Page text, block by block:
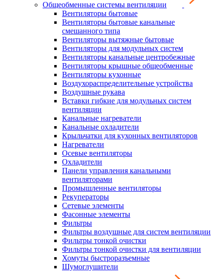
Общеобменные системы вентиляции
Вентиляторы бытовые
Вентиляторы бытовые канальные
смешанного типа
Вентиляторы вытяжные бытовые
Вентиляторы для модульных систем
Вентиляторы канальные центробежные
Вентиляторы крышные общеобменные
Вентиляторы кухонные
Воздухораспределительные устройства
Воздушные рукава
Вставки гибкие для модульных систем
вентиляции
Канальные нагреватели
Канальные охладители
Крыльчатки для кухонных вентиляторов
Нагреватели
Осевые вентиляторы
Охладители
Панели управления канальными
вентиляторами
Промышленные вентиляторы
Рекуператоры
Сетевые элементы
Фасонные элементы
Фильтры
Фильтры воздушные для систем вентиляции
Фильтры тонкой очистки
Фильтры тонкой очистки для вентиляции
Хомуты быстроразъемные
Шумоглушители